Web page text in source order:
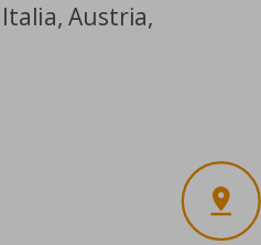
Austria,